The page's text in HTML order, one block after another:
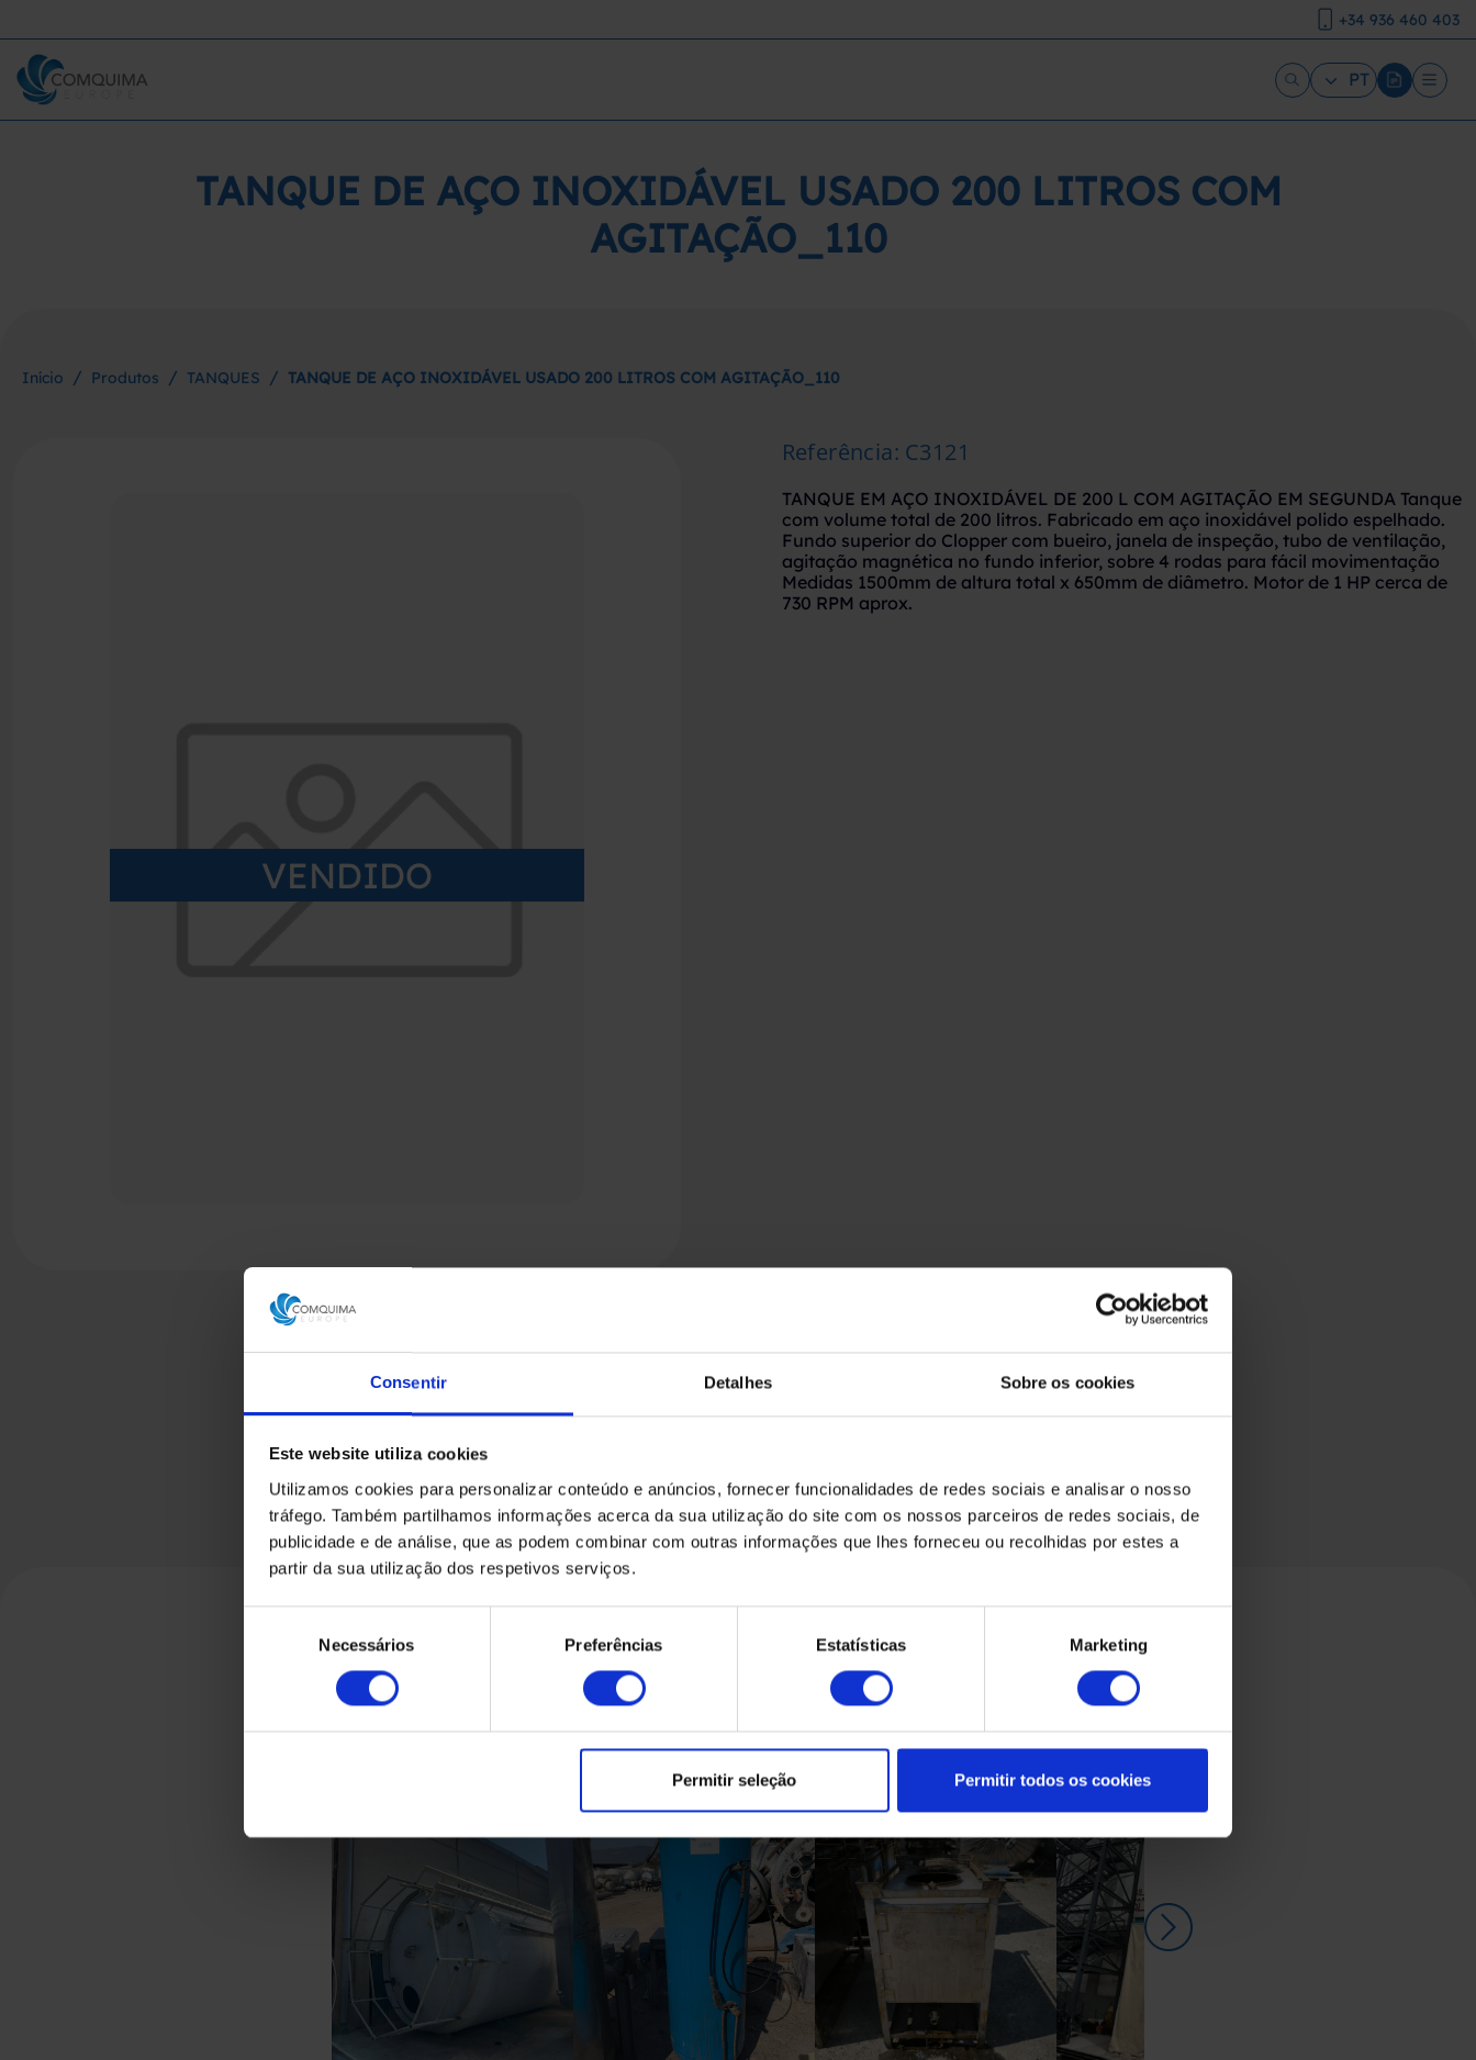
Consentir Detalhes Sobre os cookies
Este website utiliza cookies
Utilizamos cookies para personalizar conteúdo e anúncios, fornecer funcionalidades de redes sociais e analisar o nosso
tráfego. Também partilhamos informações acerca da sua utilização do site com os nossos parceiros de redes sociais, de
publicidade e de análise, que as podem combinar com outras informações que lhes forneceu ou recolhidas por estes a
partir da sua utilização dos respetivos serviços.
consentimento
Necessários Preferências Estatísticas Marketing
Permitir seleção Permitir todos os cookies
+34 936 460 403
PT
TANQUE DE AÇO INOXIDÁVEL USADO 200 LITROS COM
AGITAÇÃO_110
Início / Produtos / TANQUES / TANQUE DE AÇO INOXIDÁVEL USADO 200 LITROS COM AGITAÇÃO_110
VENDIDO
Referência: C3121
TANQUE EM AÇO INOXIDÁVEL DE 200 L COM AGITAÇÃO EM SEGUNDA Tanque
com volume total de 200 litros. Fabricado em aço inoxidável polido espelhado.
Fundo superior do Clopper com bueiro, janela de inspeção, tubo de ventilação,
agitação magnética no fundo inferior, sobre 4 rodas para fácil movimentação
Medidas 1500mm de altura total x 650mm de diâmetro. Motor de 1 HP cerca de
730 RPM aprox.
Produtos Relacionados